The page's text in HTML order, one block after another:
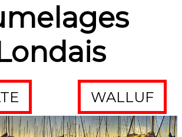
WALLUF